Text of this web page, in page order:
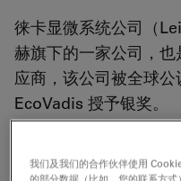
徕卡显微系统公司（
赫旗下的一家公司，
应商，该公司被全球
EcoVadis 授予银奖。
我们及我们的合作伙伴使用
的部分数据（比如，您的联系方